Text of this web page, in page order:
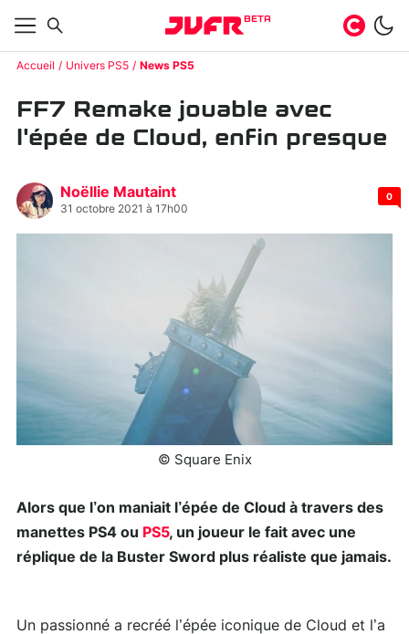
BETA
Accueil Univers PS5 News PS5
FF7 Remake jouable avec
l'épée de Cloud, enfin presque
Noëllie Mautaint
31 octobre 2021 à 17h00
0
© Square Enix
Alors que l’on maniait l’épée de Cloud à travers des
manettes PS4 ou PS5, un joueur le fait avec une
réplique de la Buster Sword plus réaliste que jamais.
Un passionné a recréé l’épée iconique de Cloud et l’a